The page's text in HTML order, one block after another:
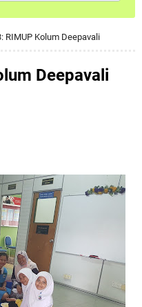
RIMUP Kolum Deepavali
Deepavali